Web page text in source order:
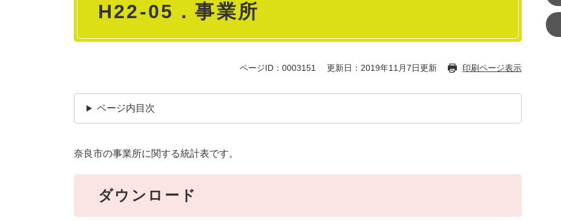
H22-05．事業所
ページID：0003151 更新日：2019年11月7日更新 印刷ページ表示
ページ内目次
奈良市の事業所に関する統計表です。
ダウンロード